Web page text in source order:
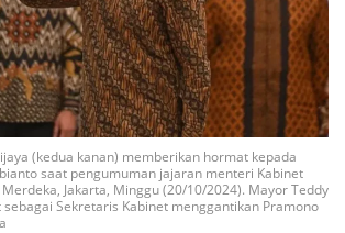
(kedua kanan) memberikan hormat kepada
saat pengumuman jajaran menteri Kabinet
Jakarta, Minggu (20/10/2024). Mayor Teddy
Sekretaris Kabinet menggantikan Pramono